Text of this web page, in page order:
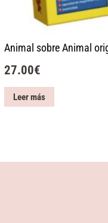
Animal sobre Animal
27.00€
Leer más